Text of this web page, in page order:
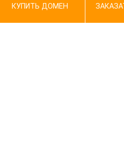
КУПИТЬ ДОМЕН